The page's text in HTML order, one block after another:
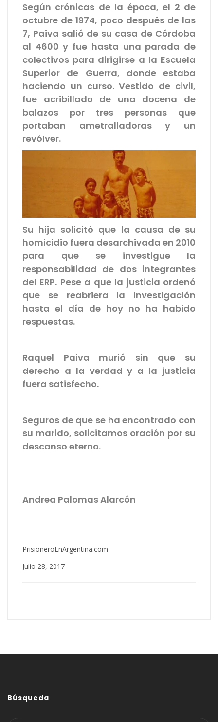
Según crónicas de la época, el 2 de
octubre de 1974, poco después de las
7, Paiva salió de su casa de Córdoba
al 4600 y fue hasta una parada de
colectivos para dirigirse a la Escuela
Superior de Guerra, donde estaba
haciendo un curso. Vestido de civil,
fue acribillado de una docena de
balazos por tres personas que
portaban ametralladoras y un
revólver.
Su hija solicitó que la causa de su
homicidio fuera desarchivada en 2010
para que se investigue la
responsabilidad de dos integrantes
del ERP. Pese a que la justicia ordenó
que se reabriera la investigación
hasta el día de hoy no ha habido
respuestas.
Raquel Paiva murió sin que su
derecho a la verdad y a la justicia
fuera satisfecho.
Seguros de que se ha encontrado con
su marido, solicitamos oración por su
descanso eterno.
Andrea Palomas Alarcón
PrisioneroEnArgentina.com
Julio 28, 2017
Búsqueda